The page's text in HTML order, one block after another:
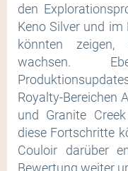
den
Keno Silver und im
könnten
wachsen.
Royalty-Bereichen
und Granite
diese Fortschritte
Couloir darüber
Bewertung weiter